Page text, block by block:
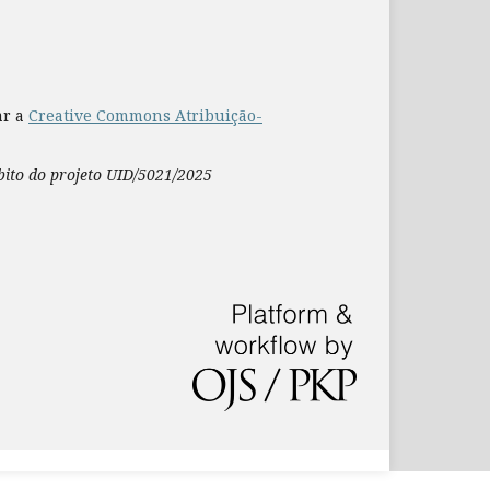
a Creative Commons Atribuição-
do projeto UID/5021/2025